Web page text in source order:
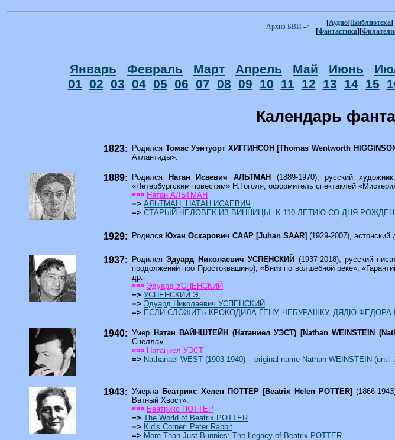
Архив БВИ -> [Аудио][Библиотека]
[Фантастика][
Январь Февраль Март Апрель Май Июнь
01 02 03 04 05 06 07 08 09 10 11 12 13 14 15
Календарь
1823: Родился Томас Уэнтуорт ХИГГИНСОН [Thomas Wentworth
Атлантиды».
1889: Родился Натан Исаевич АЛЬТМАН (1889-1970), русский
«Петербургским повестям» Н.Гоголя, оформитель спектаклей
¤¤¤ Натан АЛЬТМАН
=> АЛЬТМАН, НАТАН ИСАЕВИЧ
=> СТАРЫЙ ЧЕЛОВЕК ИЗ ВИННИЦЫ. K 110-ЛЕТИЮ СО ДНЯ
1929: Родился Юхан Оскарович СААР [Juhan SAAR] (1929-2007),
1937: РодилсяЭдуард Николаевич УСПЕНСКИЙ (1937-2018), русский
продолжений про Простоквашино), «Вниз по волшебной реке»,
др.
¤¤¤ Эдуард УСПЕНСКИЙ
=> УСПЕНСКИЙ Э.
=> Эдуард Николаевич УСПЕНСКИЙ
=> ЕСЛИ СЛОЖИТЬ КРОКОДИЛА ГЕНУ, ЧЕБУРАШКУ, ДЯДЮ
1940: Умер Натан ВАЙНШТЕЙН (Натаниел УЭСТ) [Nathan WEINSTEIN
Снелла».
¤¤¤ Натаниел УЭСТ
=> Nathanael WEST (1903-1940) – original name Nathan WEINSTEIN (until
1943: Умерла Беатрикс Хелен ПОТТЕР [Beatrix Helen POTTER](1866-
Ватный Хвост».
¤¤¤ Беатрикс ПОТТЕР
=> The World of Beatrix POTTER
=> Kid's Corner: Peter Rabbit
=> More Than Just Bunnies: The Legacy of Beatrix POTTER